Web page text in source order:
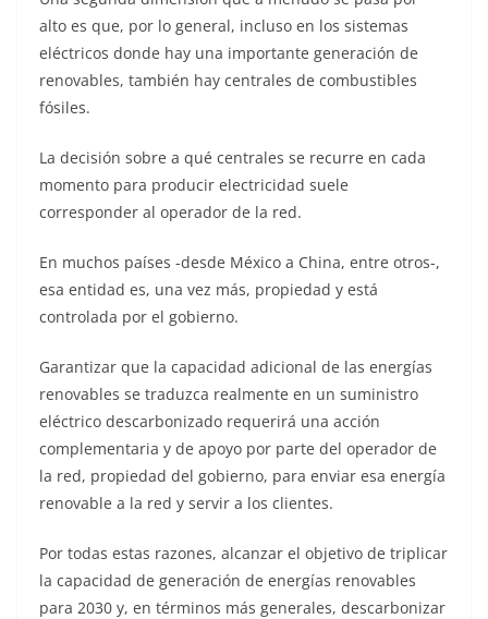
alto es que, por lo general, incluso en los sistemas
eléctricos donde hay una importante generación de
renovables, también hay centrales de combustibles
fósiles.
La decisión sobre a qué centrales se recurre en cada
momento para producir electricidad suele
corresponder al operador de la red.
En muchos países -desde México a China, entre otros-,
esa entidad es, una vez más, propiedad y está
controlada por el gobierno.
Garantizar que la capacidad adicional de las energías
renovables se traduzca realmente en un suministro
eléctrico descarbonizado requerirá una acción
complementaria y de apoyo por parte del operador de
la red, propiedad del gobierno, para enviar esa energía
renovable a la red y servir a los clientes.
Por todas estas razones, alcanzar el objetivo de triplicar
la capacidad de generación de energías renovables
para 2030 y, en términos más generales, descarbonizar